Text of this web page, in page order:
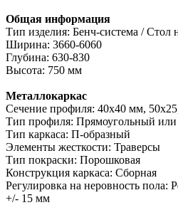
Общая информация
Тип изделия: Бенч-система / Стол
Ширина: 3660-6060
Глубина: 630-830
Высота: 750 мм
Металлокаркас
Сечение профиля: 40х40 мм,
Тип профиля: Прямоугольный
Тип каркаса: П-образный
Элементы жесткости: Траверсы
Тип покраски: Порошковая
Конструкция каркаса: Сборная
Регулировка на неровность пола:
+/- 15 мм